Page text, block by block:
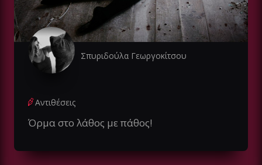
Σπυριδούλα Γεωργοκίτσου
Αντιθέσεις
Όρμα στο λάθος με πάθος!